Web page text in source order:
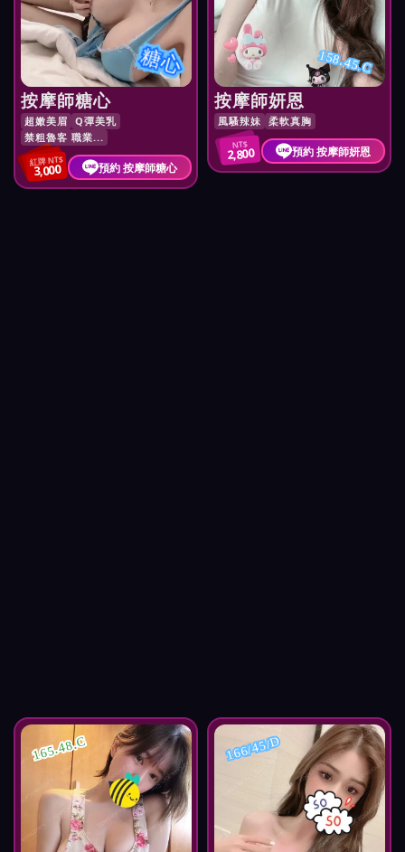
糖心
按摩師糖心
超嫩美眉 Q彈美乳
禁粗魯客 職業...
紅牌 NT$
3,000 預約 按摩師糖心
158.45.C
按摩師妍恩
風騷辣妹 柔軟真胸
NT$
2,800 預約 按摩師妍恩
165.48.C 166/45/D